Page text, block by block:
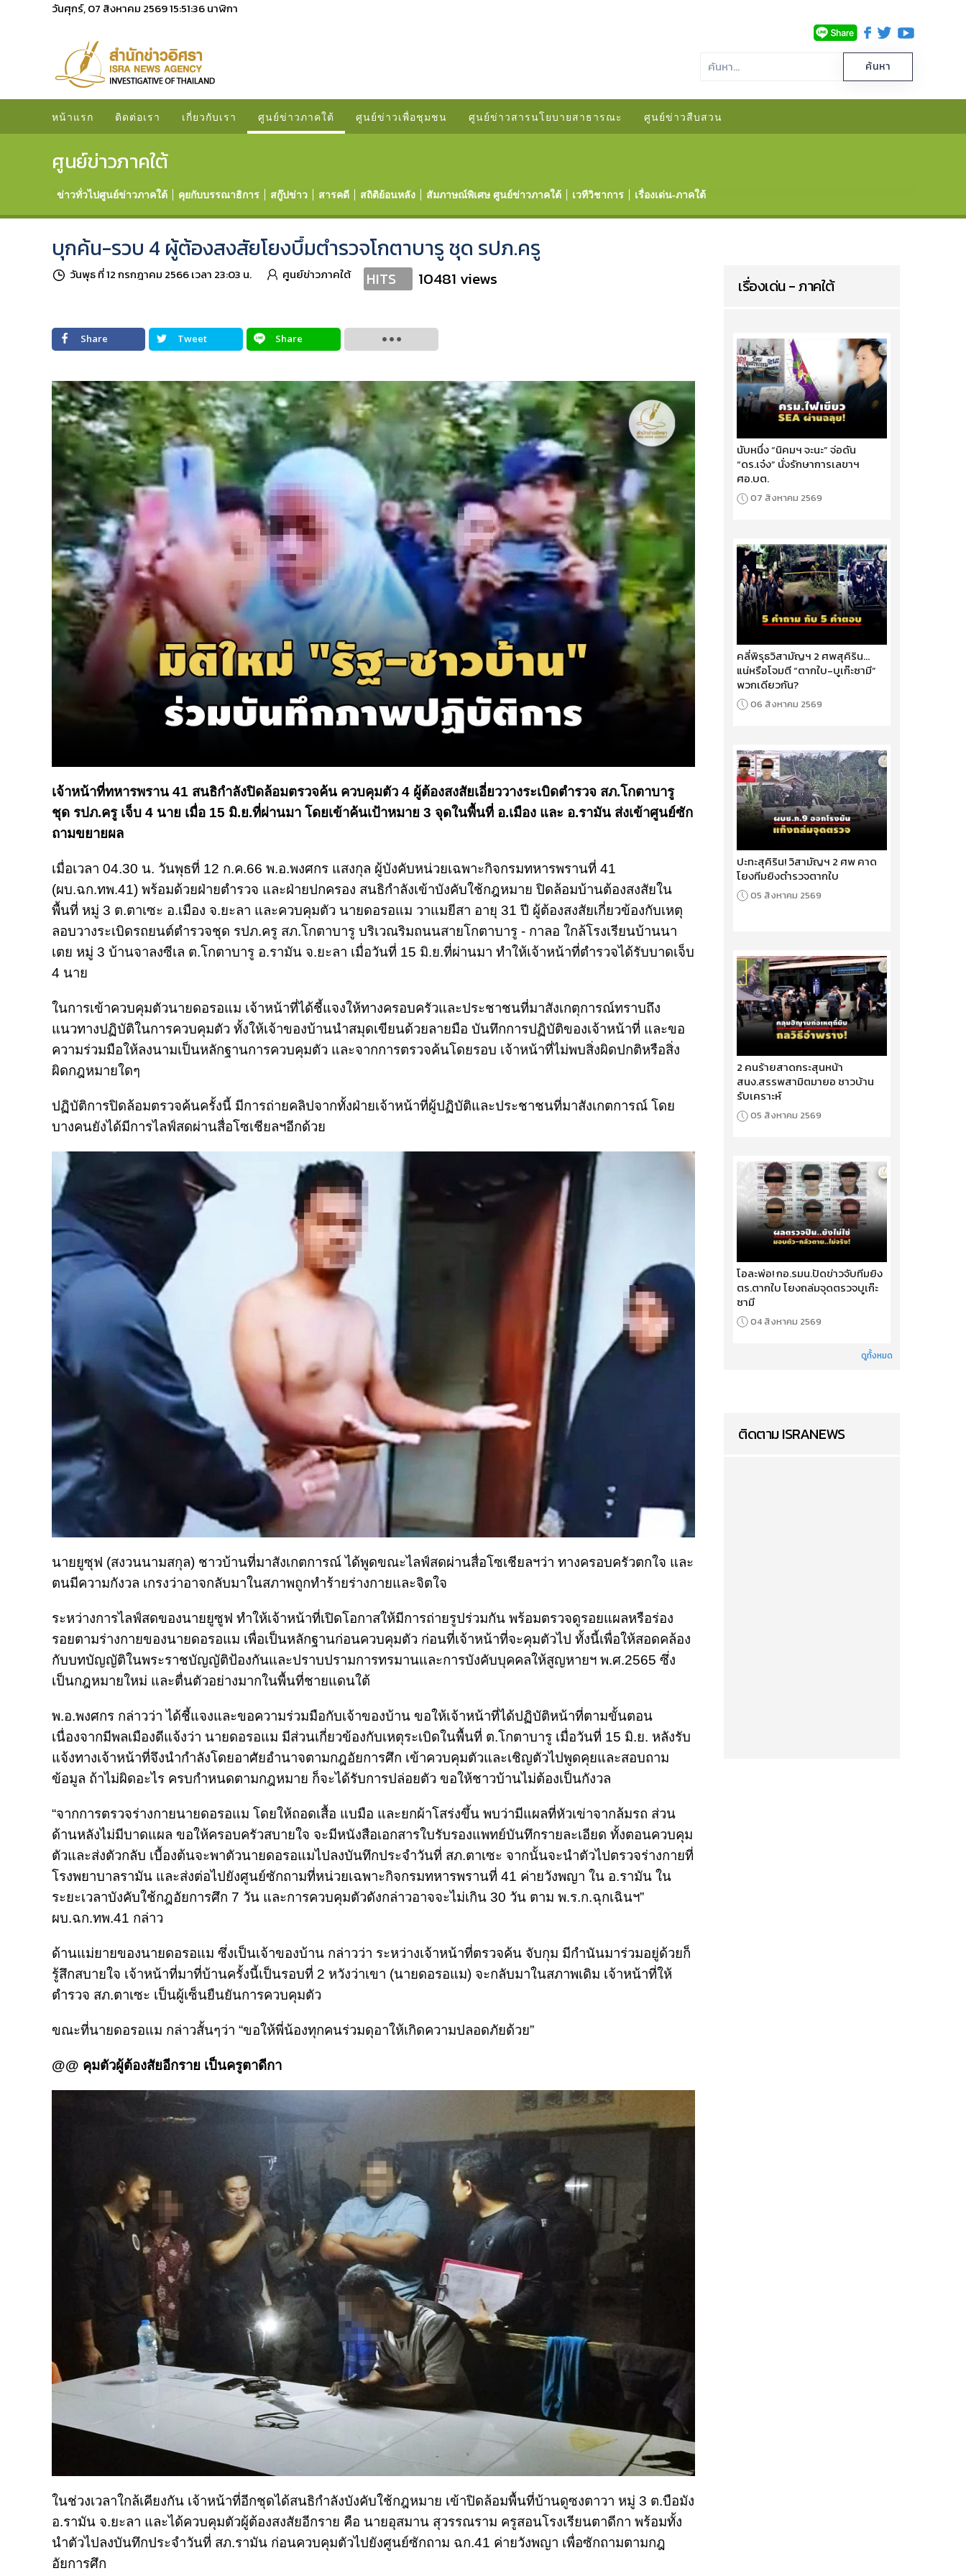
วันศุกร์, 07 สิงหาคม 256915:51:38นาฬิกา
หน้าแรก ติดต่อเรา เกี่ยวกับเรา ศูนย์ข่าวภาคใต้ ศูนย์ข่าวเพื่อชุมชน ศูนย์ข่าวสารนโยบายสาธารณะ ศูนย์ข่าวสืบสวน
ศูนย์ข่าวภาคใต้
ข่าวทั่วไปศูนย์ข่าวภาคใต้ คุยกับบรรณาธิการ สกู๊ปข่าว สารคดี สถิติย้อนหลัง สัมภาษณ์พิเศษ ศูนย์ข่าวภาคใต้ เวทีวิชาการ เรื่องเด่น-ภาคใต้
บุกค้น-รวบ 4 ผู้ต้องสงสัยโยงบึ้มตำรวจโกตาบารู ชุด รปภ.ครู
วันพุธ ที่ 12 กรกฎาคม 2566 เวลา 23:03 น. ศูนย์ข่าวภาคใต้ HITS 10481 views
Share Tweet Share
เจ้าหน้าที่ทหารพราน 41 สนธิกำลังปิดล้อมตรวจค้น ควบคุมตัว 4 ผู้ต้องสงสัยเอี่ยววางระเบิดตำรวจ สภ.โกตาบารู
ชุด รปภ.ครู เจ็บ 4 นาย เมื่อ 15 มิ.ย.ที่ผ่านมา โดยเข้าค้นเป้าหมาย 3 จุดในพื้นที่ อ.เมือง และ อ.รามัน ส่งเข้าศูนย์ซัก
ถามขยายผล
เมื่อเวลา 04.30 น. วันพุธที่ 12 ก.ค.66 พ.อ.พงศกร แสงกุล ผู้บังคับหน่วยเฉพาะกิจกรมทหารพรานที่ 41
(ผบ.ฉก.ทพ.41) พร้อมด้วยฝ่ายตำรวจ และฝ่ายปกครอง สนธิกำลังเข้าบังคับใช้กฎหมาย ปิดล้อมบ้านต้องสงสัยใน
พื้นที่ หมู่ 3 ต.ตาเซะ อ.เมือง จ.ยะลา และควบคุมตัว นายดอรอแม วาแมยีสา อายุ 31 ปี ผู้ต้องสงสัยเกี่ยวข้องกับเหตุ
ลอบวางระเบิดรถยนต์ตำรวจชุด รปภ.ครู สภ.โกตาบารู บริเวณริมถนนสายโกตาบารู - กาลอ ใกล้โรงเรียนบ้านนา
เตย หมู่ 3 บ้านจาลงซีเล ต.โกตาบารู อ.รามัน จ.ยะลา เมื่อวันที่ 15 มิ.ย.ที่ผ่านมา ทำให้เจ้าหน้าที่ตำรวจได้รับบาดเจ็บ
4 นาย
ในการเข้าควบคุมตัวนายดอรอแม เจ้าหน้าที่ได้ชี้แจงให้ทางครอบครัวและประชาชนที่มาสังเกตุการณ์ทราบถึง
แนวทางปฏิบัติในการควบคุมตัว ทั้งให้เจ้าของบ้านนำสมุดเขียนด้วยลายมือ บันทึกการปฏิบัติของเจ้าหน้าที่ และขอ
ความร่วมมือให้ลงนามเป็นหลักฐานการควบคุมตัว และจากการตรวจค้นโดยรอบ เจ้าหน้าที่ไม่พบสิ่งผิดปกติหรือสิ่ง
ผิดกฎหมายใดๆ
ปฏิบัติการปิดล้อมตรวจค้นครั้งนี้ มีการถ่ายคลิปจากทั้งฝ่ายเจ้าหน้าที่ผู้ปฏิบัติและประชาชนที่มาสังเกตการณ์ โดย
บางคนยังได้มีการไลฟ์สดผ่านสื่อโซเชียลฯอีกด้วย
นายยูซุฟ (สงวนนามสกุล) ชาวบ้านที่มาสังเกตการณ์ ได้พูดขณะไลฟ์สดผ่านสื่อโซเชียลฯว่า ทางครอบครัวตกใจ และ
ตนมีความกังวล เกรงว่าอาจกลับมาในสภาพถูกทำร้ายร่างกายและจิตใจ
ระหว่างการไลฟ์สดของนายยูซูฟ ทำให้เจ้าหน้าที่เปิดโอกาสให้มีการถ่ายรูปร่วมกัน พร้อมตรวจดูรอยแผลหรือร่อง
รอยตามร่างกายของนายดอรอแม เพื่อเป็นหลักฐานก่อนควบคุมตัว ก่อนที่เจ้าหน้าที่จะคุมตัวไป ทั้งนี้เพื่อให้สอดคล้อง
กับบทบัญญัติในพระราชบัญญัติป้องกันและปราบปรามการทรมานและการบังคับบุคคลให้สูญหายฯ พ.ศ.2565 ซึ่ง
เป็นกฎหมายใหม่ และตื่นตัวอย่างมากในพื้นที่ชายแดนใต้
พ.อ.พงศกร กล่าวว่า ได้ชี้แจงและขอความร่วมมือกับเจ้าของบ้าน ขอให้เจ้าหน้าที่ได้ปฏิบัติหน้าที่ตามขั้นตอน
เนื่องจากมีพลเมืองดีแจ้งว่า นายดอรอแม มีส่วนเกี่ยวข้องกับเหตุระเบิดในพื้นที่ ต.โกตาบารู เมื่อวันที่ 15 มิ.ย. หลังรับ
แจ้งทางเจ้าหน้าที่จึงนำกำลังโดยอาศัยอำนาจตามกฎอัยการศึก เข้าควบคุมตัวและเชิญตัวไปพูดคุยและสอบถาม
ข้อมูล ถ้าไม่ผิดอะไร ครบกำหนดตามกฎหมาย ก็จะได้รับการปล่อยตัว ขอให้ชาวบ้านไม่ต้องเป็นกังวล
“จากการตรวจร่างกายนายดอรอแม โดยให้ถอดเสื้อ แบมือ และยกผ้าโสร่งขึ้น พบว่ามีแผลที่หัวเข่าจากล้มรถ ส่วน
ด้านหลังไม่มีบาดแผล ขอให้ครอบครัวสบายใจ จะมีหนังสือเอกสารใบรับรองแพทย์บันทึกรายละเอียด ทั้งตอนควบคุม
ตัวและส่งตัวกลับ เบื้องต้นจะพาตัวนายดอรอแมไปลงบันทึกประจำวันที่ สภ.ตาเซะ จากนั้นจะนำตัวไปตรวจร่างกายที่
โรงพยาบาลรามัน และส่งต่อไปยังศูนย์ซักถามที่หน่วยเฉพาะกิจกรมทหารพรานที่ 41 ค่ายวังพญา ใน อ.รามัน ใน
ระยะเวลาบังคับใช้กฎอัยการศึก 7 วัน และการควบคุมตัวดังกล่าวอาจจะไม่เกิน 30 วัน ตาม พ.ร.ก.ฉุกเฉินฯ”
ผบ.ฉก.ทพ.41 กล่าว
ด้านแม่ยายของนายดอรอแม ซึ่งเป็นเจ้าของบ้าน กล่าวว่า ระหว่างเจ้าหน้าที่ตรวจค้น จับกุม มีกำนันมาร่วมอยู่ด้วยก็
รู้สึกสบายใจ เจ้าหน้าที่มาที่บ้านครั้งนี้เป็นรอบที่ 2 หวังว่าเขา (นายดอรอแม) จะกลับมาในสภาพเดิม เจ้าหน้าที่ให้
ตำรวจ สภ.ตาเซะ เป็นผู้เซ็นยืนยันการควบคุมตัว
ขณะที่นายดอรอแม กล่าวสั้นๆว่า “ขอให้พี่น้องทุกคนร่วมดุอาให้เกิดความปลอดภัยด้วย”
@@ คุมตัวผู้ต้องสัยอีกราย เป็นครูตาดีกา
ในช่วงเวลาใกล้เคียงกัน เจ้าหน้าที่อีกชุดได้สนธิกำลังบังคับใช้กฎหมาย เข้าปิดล้อมพื้นที่บ้านดูซงตาวา หมู่ 3 ต.บือมัง
อ.รามัน จ.ยะลา และได้ควบคุมตัวผู้ต้องสงสัยอีกราย คือ นายอุสมาน สุวรรณราม ครูสอนโรงเรียนตาดีกา พร้อมทั้ง
นำตัวไปลงบันทึกประจำวันที่ สภ.รามัน ก่อนควบคุมตัวไปยังศูนย์ซักถาม ฉก.41 ค่ายวังพญา เพื่อซักถามตามกฎ
อัยการศึก
เรื่องเด่น - ภาคใต้
นับหนึ่ง “นิคมฯ จะนะ” จ่อดัน
“ดร.เจ๋ง” นั่งรักษาการเลขาฯ
ศอ.บต.
07 สิงหาคม 2569
คลี่พิรุธวิสามัญฯ 2 ศพสุคิริน...
แน่หรือโจมตี “ตากใบ-บูเก๊ะซามี”
พวกเดียวกัน?
06 สิงหาคม 2569
ปะทะสุคิริน! วิสามัญฯ 2 ศพ คาด
โยงทีมยิงตำรวจตากใบ
05 สิงหาคม 2569
2 คนร้ายสาดกระสุนหน้า
สนง.สรรพสามิตมายอ ชาวบ้าน
รับเคราะห์
05 สิงหาคม 2569
โอละพ่อ! กอ.รมน.ปัดข่าวจับทีมยิง
ตร.ตากใบ โยงถล่มจุดตรวจบูเก๊ะ
ซามี
04 สิงหาคม 2569
ดูทั้งหมด
ติดตาม ISRANEWS